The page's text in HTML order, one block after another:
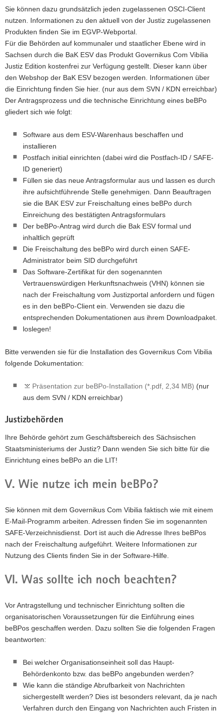
Sie können dazu grundsätzlich jeden zugelassenen OSCI-Client
nutzen. Informationen zu den aktuell von der Justiz zugelassenen
Produkten finden Sie im EGVP-Webportal.
Für die Behörden auf kommunaler und staatlicher Ebene wird in
Sachsen durch die BaK ESV das Produkt Governikus Com Vibilia
Justiz Edition kostenfrei zur Verfügung gestellt. Dieser kann über
den Webshop der BaK ESV bezogen werden. Informationen über
die Einrichtung finden Sie hier. (nur aus dem SVN / KDN erreichbar)
Der Antragsprozess und die technische Einrichtung eines beBPo
gliedert sich wie folgt:
Software aus dem ESV-Warenhaus beschaffen und
installieren
Postfach initial einrichten (dabei wird die Postfach-ID / SAFE-
ID generiert)
Füllen sie das neue Antragsformular aus und lassen es durch
ihre aufsichtführende Stelle genehmigen. Dann Beauftragen
sie die BAK ESV zur Freischaltung eines beBPo durch
Einreichung des bestätigten Antragsformulars
Der beBPo-Antrag wird durch die Bak ESV formal und
inhaltlich geprüft
Die Freischaltung des beBPo wird durch einen SAFE-
Administrator beim SID durchgeführt
Das Software-Zertifikat für den sogenannten
Vertrauenswürdigen Herkunftsnachweis (VHN) können sie
nach der Freischaltung vom Justizportal anfordern und fügen
es in den beBPo-Client ein. Verwenden sie dazu die
entsprechenden Dokumentationen aus ihrem Downloadpaket.
loslegen!
Bitte verwenden sie für die Installation des Governikus Com Vibilia
folgende Dokumentation:
Präsentation zur beBPo-Installation (*.pdf, 2,34 MB) (nur
aus dem SVN / KDN erreichbar)
Justizbehörden
Ihre Behörde gehört zum Geschäftsbereich des Sächsischen
Staatsministeriums der Justiz? Dann wenden Sie sich bitte für die
Einrichtung eines beBPo an die LIT!
V. Wie nutze ich mein beBPo?
Sie können mit dem Governikus Com Vibilia faktisch wie mit einem
E-Mail-Programm arbeiten. Adressen finden Sie im sogenannten
SAFE-Verzeichnisdienst. Dort ist auch die Adresse Ihres beBPos
nach der Freischaltung aufgeführt. Weitere Informationen zur
Nutzung des Clients finden Sie in der Software-Hilfe.
VI. Was sollte ich noch beachten?
Vor Antragstellung und technischer Einrichtung sollten die
organisatorischen Voraussetzungen für die Einführung eines
beBPos geschaffen werden. Dazu sollten Sie die folgenden Fragen
beantworten:
Bei welcher Organisationseinheit soll das Haupt-
Behördenkonto bzw. das beBPo angebunden werden?
Wie kann die ständige Abrufbarkeit von Nachrichten
sichergestellt werden? Dies ist besonders relevant, da je nach
Verfahren durch den Eingang von Nachrichten auch Fristen in